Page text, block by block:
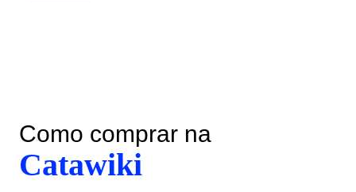
Como comprar na
Catawiki